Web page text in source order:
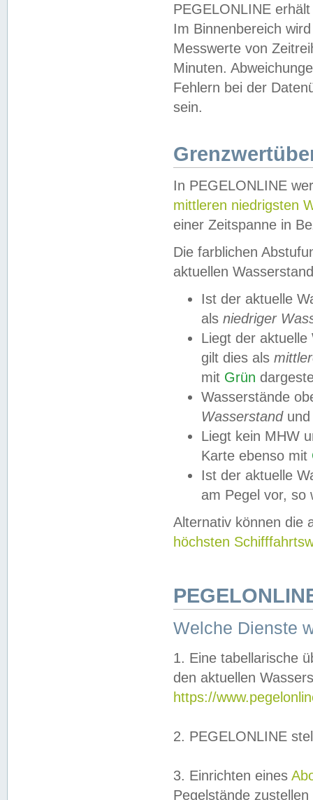
PEGELONLINE
Im Binnenbereich
Messwerte von
Minuten.
Fehlern bei der
sein.
In PEGELONLINE
mittleren niedrigsten
einer Zeitspanne in
Die farblichen
aktuellen
Ist der aktuelle
als niedriger
Liegt der
gilt dies als
mit Grün
Wasserstände
Wasserstandund
Liegt kein MHW
Karte ebenso mit
Ist der aktuelle
am Pegel vor,
Alternativ können die
höchsten
Welche Dienste
1. Eine tabellarische
den aktuellen
https://
2. PEGELONLINE
3. Einrichten eines
Pegelstände